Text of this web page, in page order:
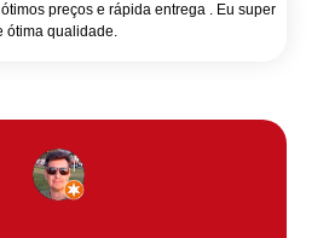
preços e rápida entrega . Eu super
ótima qualidade.